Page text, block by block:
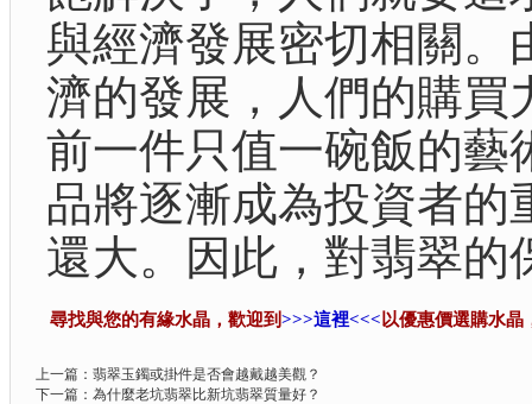
與經濟發展密切相關。
濟的發展，人們的購買
前一件只值一碗飯的藝
品將逐漸成為投資者的
還大。因此，對翡翠的
尋找與您的有緣水晶，歡迎到>>>這裡<<< 以優惠價選購水
上一篇： 翡翠玉鐲或掛件是否會越戴越美觀？
下一篇： 為什麼老坑翡翠比新坑翡翠質量好？